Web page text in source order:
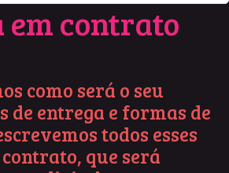
contrato
como será o seu
de entrega e formas de
todos esses
que será